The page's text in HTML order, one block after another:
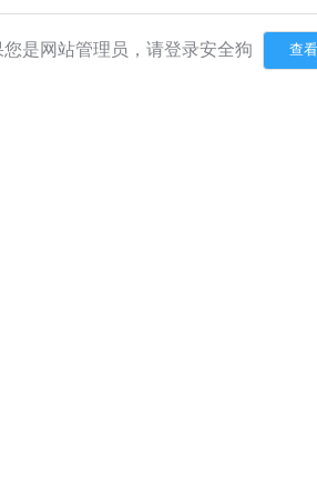
您是网站管理员，请登录安全狗